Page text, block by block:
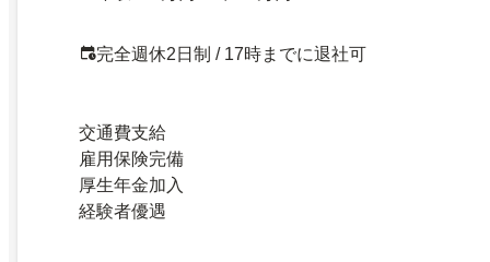
完全週休2日制 / 17時までに退社可
交通費支給
雇用保険完備
厚生年金加入
経験者優遇